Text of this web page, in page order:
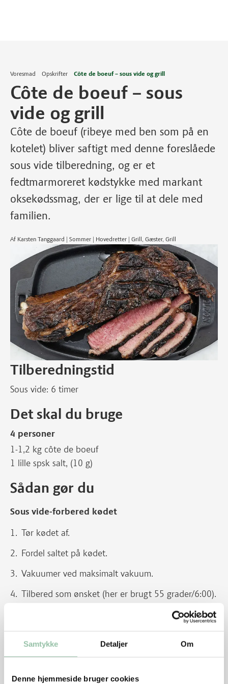
Samtykke Detaljer Om
Denne hjemmeside bruger cookies
Voresmad Opskrifter Côte de boeuf – sous vide og grill
Côte de boeuf – sous
vide og grill
Côte de boeuf (ribeye med ben som på en
kotelet) bliver saftigt med denne foreslåede
sous vide tilberedning, og er et
fedtmarmoreret kødstykke med markant
oksekødssmag, der er lige til at dele med
familien.
Af Karsten Tanggaard | Sommer | Hovedretter | Grill, Gæster, Grill
Tilberedningstid
Sous vide: 6 timer
Det skal du bruge
4 personer
1-1,2 kg côte de boeuf
1 lille spsk salt, (10 g)
Sådan gør du
Sous vide-forbered kødet
Tør kødet af.
Fordel saltet på kødet.
Vakuumer ved maksimalt vakuum.
Tilbered som ønsket (her er brugt 55 grader/6:00).
Gem evt. kødet på køl (Se mere under tips).
Tag kødet ud af posen, dup det HELT tørt, og smør
med lidt madolie.